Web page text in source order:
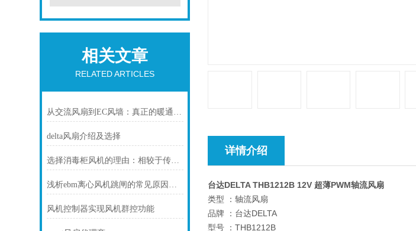
相关文章
RELATED ARTICLES
从交流风扇到EC风墙：真正的暖通空调改造，节能高达69%
delta风扇介绍及选择
选择消毒柜风机的理由：相较于传统方法的压倒性优势分析
浅析ebm离心风机跳闸的常见原因及处理方法
风机控制器实现风机群控功能
详情介绍
台达DELTA THB1212B 12V 超薄PWM轴流风扇
类型 ：轴流风扇
品牌 ：台达DELTA
型号 ：THB1212B